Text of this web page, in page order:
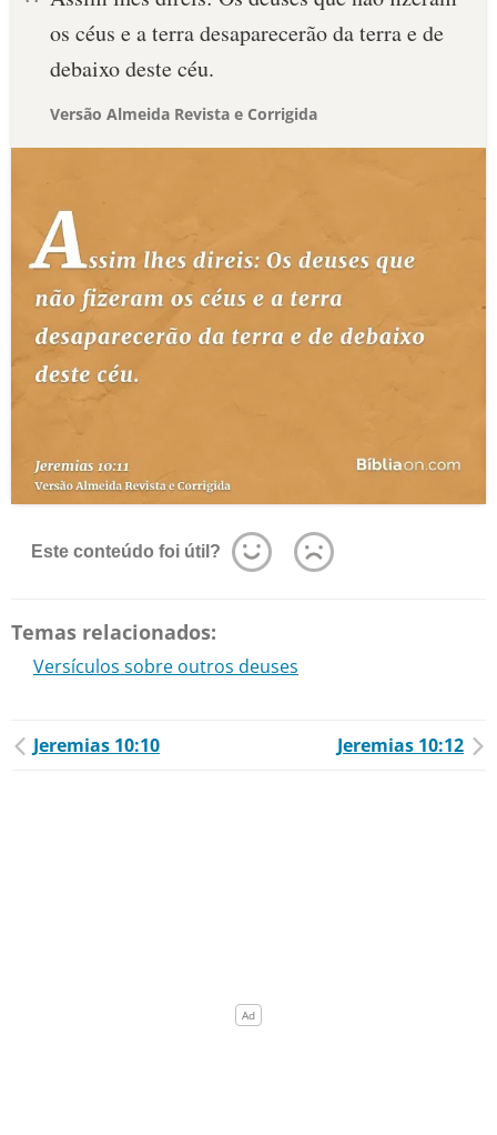
os céus e a terra desaparecerão da terra e de
debaixo deste céu.
Versão Almeida Revista e Corrigida
Este conteúdo foi útil?
Temas relacionados:
Versículos sobre outros deuses
Jeremias 10:10 Jeremias 10:12